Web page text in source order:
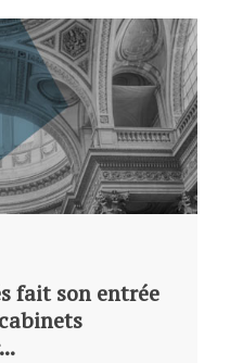
fait son entrée